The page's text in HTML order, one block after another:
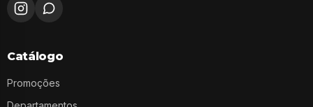
Catálogo
Promoções